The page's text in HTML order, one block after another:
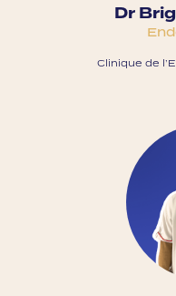
Dr
Clinique de